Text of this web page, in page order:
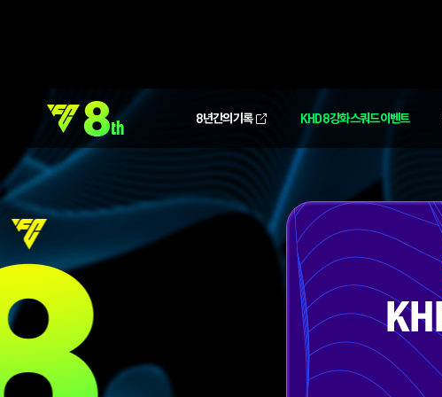
8년간의 기록 KHD 8강화 스쿼드 이벤트